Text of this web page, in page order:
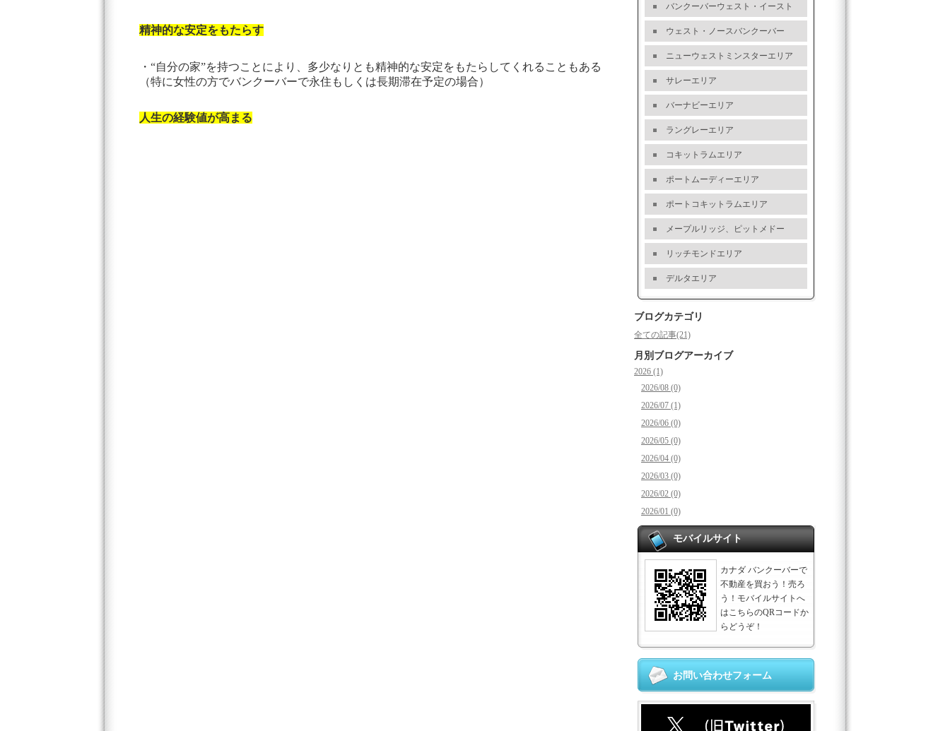
精神的な安定をもたらす
・“自分の家”を持つことにより、多少なりとも精神的な安定をもたらしてくれることもある
（特に女性の方でバンクーバーで永住もしくは長期滞在予定の場合）
人生の経験値が高まる
バンクーバーウェスト・イースト
ウェスト・ノースバンクーバー
ニューウェストミンスターエリア
サレーエリア
バーナビーエリア
ラングレーエリア
コキットラムエリア
ポートムーディーエリア
ポートコキットラムエリア
メープルリッジ、ピットメドー
リッチモンドエリア
デルタエリア
ブログカテゴリ
全ての記事(21)
月別ブログアーカイブ
2026 (1)
2026/08 (0)
2026/07 (1)
2026/06 (0)
2026/05 (0)
2026/04 (0)
2026/03 (0)
2026/02 (0)
2026/01 (0)
モバイルサイト
カナダ バンクーバーで
不動産を買おう！売ろ
う！モバイルサイトへ
はこちらのQRコードか
らどうぞ！
お問い合わせフォーム